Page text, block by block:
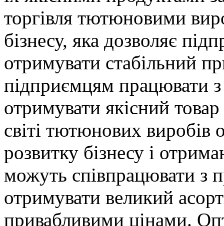
торгівля тютюновими
бізнесу, яка дозволяє
отримувати стабільний
підприємцям працювати
отримувати якісний
світі тютюнових виробів
розвитку бізнесу і
можуть співпрацювати з
отримувати великий
привабливими цінами.